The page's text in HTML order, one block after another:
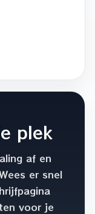
plek
af en
er snel
voor je